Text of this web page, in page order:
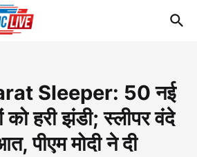
Sleeper: 50 नई
को हरी झंडी; स्लीपर वंदे
पीएम मोदी ने दी